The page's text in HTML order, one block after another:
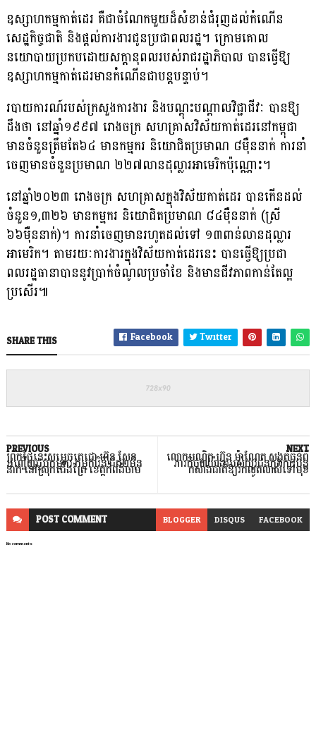
ឧស្សាហកម្មកាត់ដេរ គឺជាចំណែកមួយដ៏សំខាន់ជំរុញដល់កំណើន
សេដ្ឋកិច្ចជាតិ និង​ផ្តល់​ការងារជូនប្រជាពលរដ្ឋ។ ក្រោមគោល
នយោបាយប្រកបដោយសក្តានុពល​របស់​រាជ​រដ្ឋាភិបាល បានធ្វើឱ្យ
ឧស្សាហកម្មកាត់ដេរមានកំណើនជាបន្តបន្ទាប់។
របាយការណ៍របស់ក្រសួងការងារ និងបណ្តុះបណ្តាលវិជ្ជាជីវៈ បានឱ្យ
ដឹងថា នៅឆ្នាំ១៩៩៧ រោងចក្រ សហគ្រាសវិស័យកាត់ដេរនៅកម្ពុជា
មានចំនួនត្រឹមតែ៦៤ មានកម្មករ និយោជិតប្រមាណ ៨ម៉ឺននាក់ ការនាំ
ចេញមានចំនួនប្រមាណ ២២៧លានដុល្លារអាមេរិកប៉ុណ្ណោះ។
នៅឆ្នាំ២០២៣ រោងចក្រ សហគ្រាសក្នុងវិស័យកាត់ដេរ បានកើនដល់
ចំនួន១,៣២៦ មានកម្មករ និយោជិតប្រមាណ ៨៤ម៉ឺននាក់ (ស្រី
៦៦ម៉ឺននាក់)។ ការនាំចេញមាន​រហូត​ដល់​ទៅ ១៣ពាន់លានដុល្លារ
អាមេរិក។ តាមរយៈការងារក្នុងវិស័យកាត់ដេរនេះ បានធ្វើឱ្យប្រជា
ពលរដ្ឋធានាបាននូវប្រាក់ចំណូលប្រចាំខែ និងមានជីវភាពកាន់តែល្អ
ប្រសើរ៕
SHARE THIS Facebook Twitter
NEXT
លោកបណ្ឌិត ហ៊ុន ម៉ាណែត សង្កត់ធ្ងន់ពី
ភារកិច្ច៣យ៉ាងរបស់យុវជនក្នុងការបន្ត
កសាងជាតិឱ្យរីកលូតលាស់ទៅមុខ
PREVIOUS
ព្រឹកថ្ងៃនេះសម្តេចតេជោ ហ៊ុន សែន
អញ្ជើញជួបកម្មករ កម្មការិនី ជិត២ម៉ឺន
នាក់ នៅស្រុកជើងព្រៃ ខេត្តកំពង់ចាម
POSTCOMMENT BLOGGER DISQUS FACEBOOK
No comments